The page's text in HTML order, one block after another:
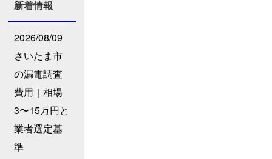
新着情報
2026/08/09
さいたま市
の漏電調査
費用｜相場
3〜15万円と
業者選定基
準